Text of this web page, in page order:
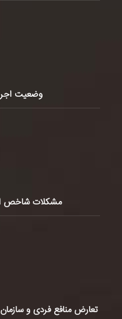
وضعیت
مشکلات شاخص
تعارض منافع فردی و